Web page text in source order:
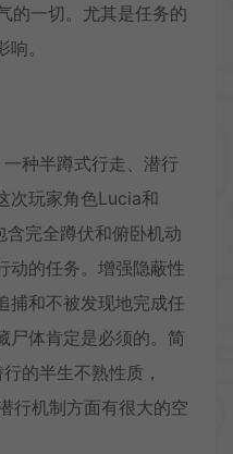
的一切。尤其是任务的
。
一种半蹲式行走、潜行
次玩家角色Lucia和
完全蹲伏和俯卧机动
动的任务。增强隐蔽性
捕和不被发现地完成任
尸体肯定是必须的。简
的半生不熟性质，
行机制方面有很大的空